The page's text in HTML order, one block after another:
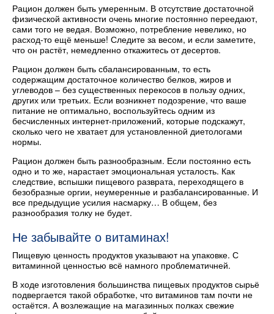
Рацион должен быть умеренным. В отсутствие достаточной
физической активности очень многие постоянно переедают,
сами того не ведая. Возможно, потребление невелико, но
расход-то ещё меньше! Следите за весом, и если заметите,
что он растёт, немедленно откажитесь от десертов.
Рацион должен быть сбалансированным, то есть
содержащим достаточное количество белков, жиров и
углеводов – без существенных перекосов в пользу одних,
других или третьих. Если возникнет подозрение, что ваше
питание не оптимально, воспользуйтесь одним из
бесчисленных интернет-приложений, которые подскажут,
сколько чего не хватает для установленной диетологами
нормы.
Рацион должен быть разнообразным. Если постоянно есть
одно и то же, нарастает эмоциональная усталость. Как
следствие, вспышки пищевого разврата, переходящего в
безобразные оргии, неумеренные и разбалансированные. И
все предыдущие усилия насмарку… В общем, без
разнообразия толку не будет.
Не забывайте о витаминах!
Пищевую ценность продуктов указывают на упаковке. С
витаминной ценностью всё намного проблематичней.
В ходе изготовления большинства пищевых продуктов сырьё
подвергается такой обработке, что витаминов там почти не
остаётся. А возлежащие на магазинных полках свежие